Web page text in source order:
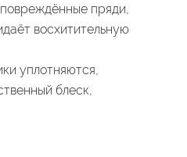
пряди,
восхитительную
уплотняются,
блеск,